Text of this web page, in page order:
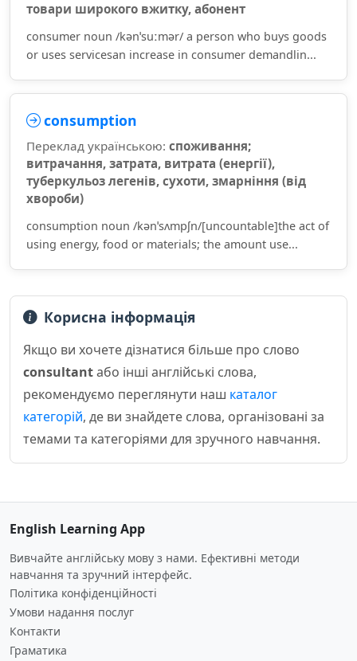
товари широкого вжитку, абонент
consumer noun /kənˈsuːmər/ a person who buys goods
or uses servicesan increase in consumer demandlin...
consumption
Переклад українською: споживання;
витрачання, затрата, витрата (енергії),
туберкульоз легенів, сухоти, змарніння (від
хвороби)
consumption noun /kənˈsʌmpʃn/[uncountable]the act of
using energy, food or materials; the amount use...
Корисна інформація
Якщо ви хочете дізнатися більше про слово
consultantабо інші англійські слова,
рекомендуємо переглянути наш каталог
категорій, де ви знайдете слова, організовані за
темами та категоріями для зручного навчання.
English Learning App
Вивчайте англійську мову з нами. Ефективні методи
навчання та зручний інтерфейс.
Політика конфіденційності
Умови надання послуг
Контакти
Граматика